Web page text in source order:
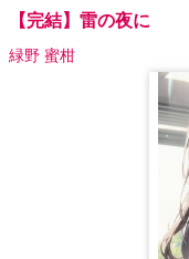
【完結】雷の夜に
緑野 蜜柑